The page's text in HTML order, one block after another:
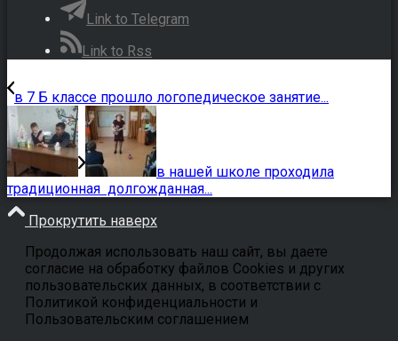
Link to Telegram
Link to Rss
в 7 Б классе прошло логопедическое занятие...
в нашей школе проходила
традиционная долгожданная...
Прокрутить наверх
Продолжая использовать наш сайт, вы даете
согласие на обработку файлов Cookies и других
пользовательских данных, в соответствии с
Политикой конфиденциальности и
Пользовательским соглашением